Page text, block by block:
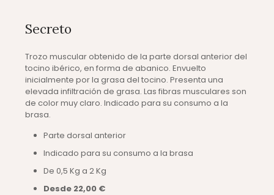
Secreto
Trozo muscular obtenido de la parte dorsal anterior del
tocino ibérico, en forma de abanico. Envuelto
inicialmente por la grasa del tocino. Presenta una
elevada infiltración de grasa. Las fibras musculares son
de color muy claro. Indicado para su consumo a la
brasa.
Parte dorsal anterior
Indicado para su consumo a la brasa
De 0,5 Kg a 2 Kg
Desde 22,00 €